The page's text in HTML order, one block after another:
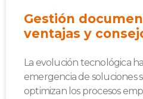
Gestión
ventajas y
La evolución tecnológica
emergencia de soluciones
optimizan los procesos